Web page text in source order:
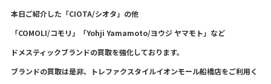
本日ご紹介した「CIOTA/シオタ」の他
「COMOLI/コモリ」「Yohji Yamamoto/ヨウジ ヤマモト」など
ドメスティックブランドの買取を強化しております。
ブランドの買取は是非、トレファクスタイルイオンモール船橋店をご利用く